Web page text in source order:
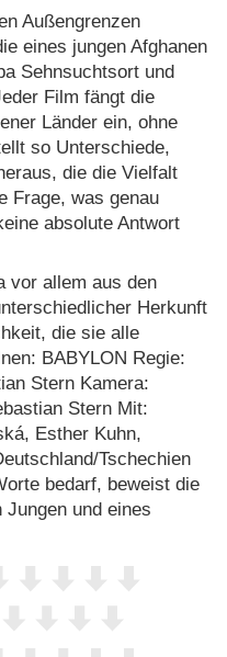
Außengrenzen
eines jungen Afghanen
Sehnsuchtsort und
Film fängt die
Länder ein, ohne
so Unterschiede,
die die Vielfalt
Frage, was genau
absolute Antwort
vor allem aus den
Herkunft
die sie alle
BABYLON Regie:
Stern Kamera:
Stern Mit:
Esther Kuhn,
​Tschechien
bedarf, beweist die
und eines